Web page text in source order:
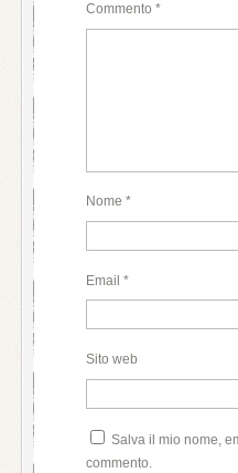
Commento *
Nome *
Email *
Sito web
Salva il mio nome,
commento.